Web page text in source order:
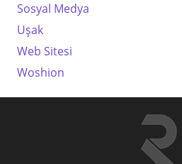
Sosyal Medya
Uşak
Web Sitesi
Woshion